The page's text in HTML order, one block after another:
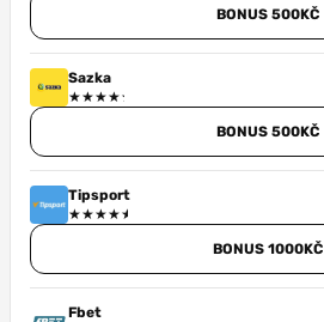
BONUS 500KČ
Sazka
BONUS 500KČ
Tipsport
BONUS 1000KČ
Fbet